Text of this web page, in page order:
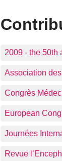
2009 - the 50th
Association
Congrès
European
Journées
Revue